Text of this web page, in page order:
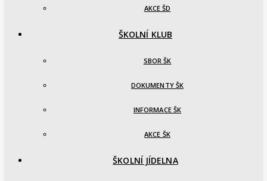
AKCE ŠD
ŠKOLNÍ KLUB
SBOR ŠK
DOKUMENTY ŠK
INFORMACE ŠK
AKCE ŠK
ŠKOLNÍ JÍDELNA